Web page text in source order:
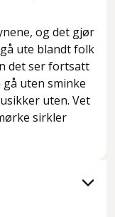
og det gjør
ute blandt folk
det ser fortsatt
gå uten sminke
uten. Vet
sirkler